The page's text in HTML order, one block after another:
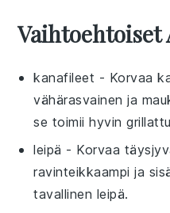
Vaihtoehtoiset
kanafileet - Korvaa
vähärasvainen ja
se toimii hyvin
leipä - Korvaa
ravinteikkaampi ja
tavallinen leipä.